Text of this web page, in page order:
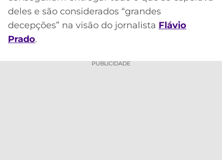
ONLINE
2026
GRÊMIO
MG
LALIGA
deles e são considerados “grandes
decepções” na visão do jornalista Flávio
Prado.
PUBLICIDADE